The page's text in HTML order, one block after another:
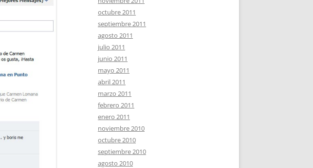
octubre 2011
septiembre 2011
agosto 2011
julio 2011
junio 2011
mayo 2011
abril 2011
marzo 2011
febrero 2011
enero 2011
noviembre 2010
octubre 2010
septiembre 2010
agosto 2010